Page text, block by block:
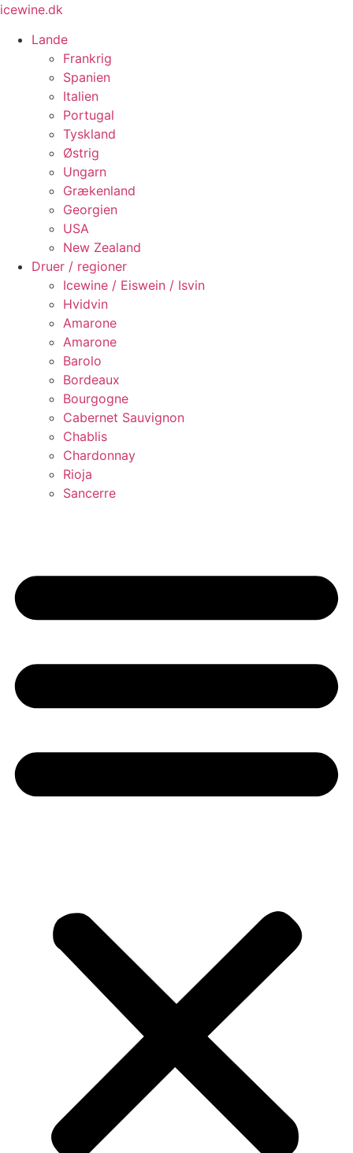
Videre
indhold
icewine.dk
Lande
Frankrig
Spanien
Italien
Portugal
Tyskland
Østrig
Ungarn
Grækenland
Georgien
USA
New Zealand
Druer / regioner
Icewine / Eiswein / Isvin
Hvidvin
Amarone
Amarone
Barolo
Bordeaux
Bourgogne
Cabernet Sauvignon
Chablis
Chardonnay
Rioja
Sancerre